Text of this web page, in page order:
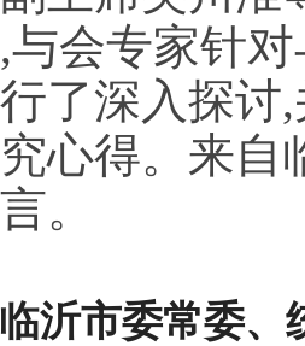
会专家针
了深入探讨
心得。来
。
临沂市委常委、